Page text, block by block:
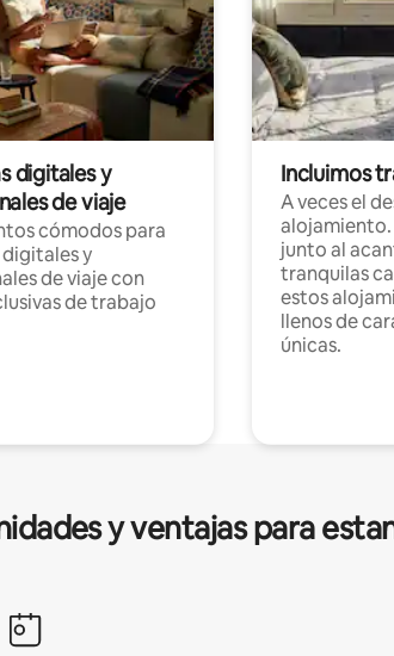
digitales y
de viaje
cómodos para
y
de viaje con
de trabajo
Incluimos
A veces el
alojamiento.
junto al
tranquilas
estos
llenos de
únicas.
y ventajas para